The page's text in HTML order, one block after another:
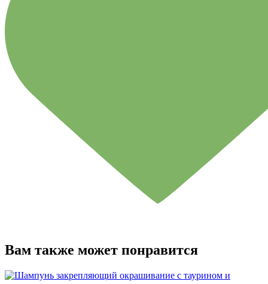
Вам также может понравится